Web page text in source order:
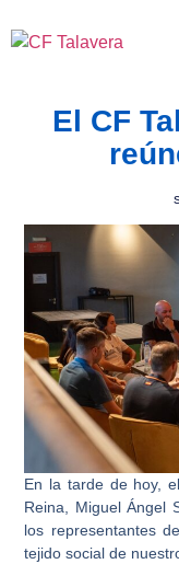
El CF
En la tarde de hoy,
Reina , Miguel Ángel
los representantes
tejido social de